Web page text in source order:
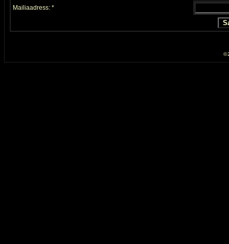
Mailiaadress: *
©